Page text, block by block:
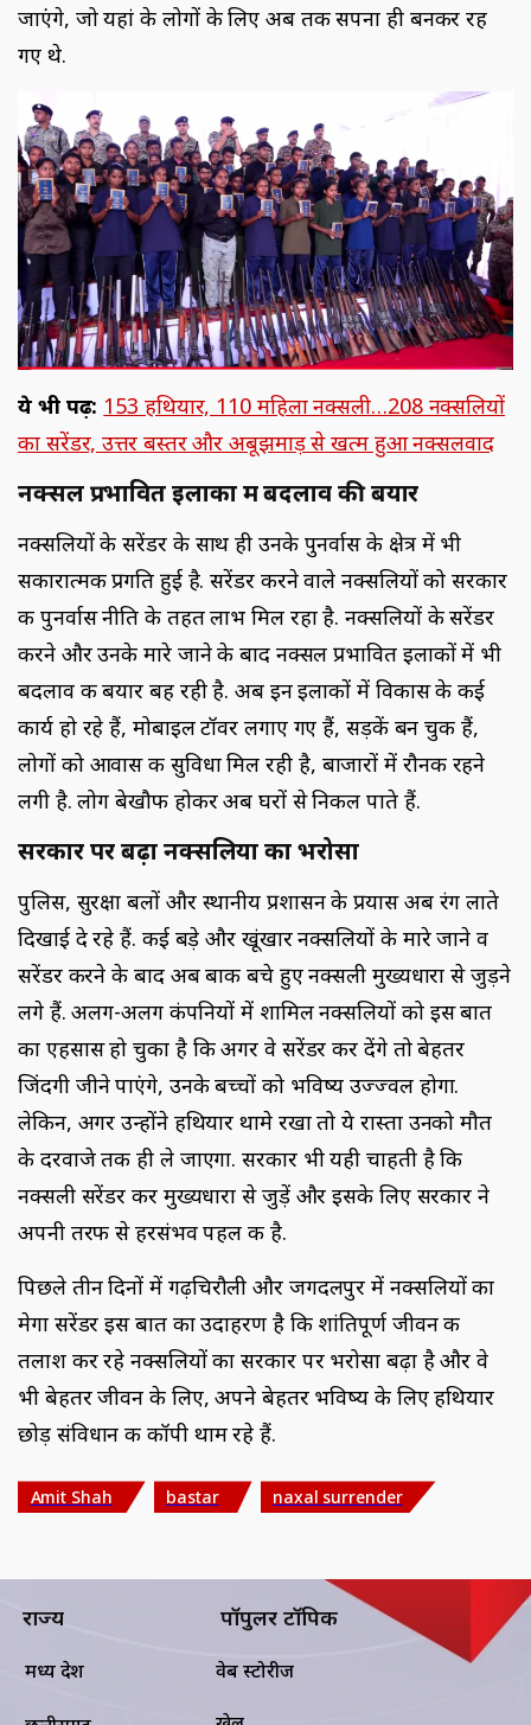
जाएंगे, जो यहां के लोगों के लिए अब तक सपना ही बनकर रह
गए थे.
ये भी पढ़ें: 153 हथियार, 110 महिला नक्सली…208 नक्सलियों
का सरेंडर, उत्तर बस्तर और अबूझमाड़ से खत्म हुआ नक्सलवाद
नक्सल प्रभावित इलाकों में बदलाव की बयार
नक्सलियों के सरेंडर के साथ ही उनके पुनर्वास के क्षेत्र में भी
सकारात्मक प्रगति हुई है. सरेंडर करने वाले नक्सलियों को सरकार
की पुनर्वास नीति के तहत लाभ मिल रहा है. नक्सलियों के सरेंडर
करने और उनके मारे जाने के बाद नक्सल प्रभावित इलाकों में भी
बदलाव की बयार बह रही है. अब इन इलाकों में विकास के कई
कार्य हो रहे हैं, मोबाइल टॉवर लगाए गए हैं, सड़कें बन चुकी हैं,
लोगों को आवास की सुविधा मिल रही है, बाजारों में रौनक रहने
लगी है. लोग बेखौफ होकर अब घरों से निकल पाते हैं.
सरकार पर बढ़ा नक्सलियों का भरोसा
पुलिस, सुरक्षा बलों और स्थानीय प्रशासन के प्रयास अब रंग लाते
दिखाई दे रहे हैं. कई बड़े और खूंखार नक्सलियों के मारे जाने व
सरेंडर करने के बाद अब बाकी बचे हुए नक्सली मुख्यधारा से जुड़ने
लगे हैं. अलग-अलग कंपनियों में शामिल नक्सलियों को इस बात
का एहसास हो चुका है कि अगर वे सरेंडर कर देंगे तो बेहतर
जिंदगी जीने पाएंगे, उनके बच्चों को भविष्य उज्ज्वल होगा.
लेकिन, अगर उन्होंने हथियार थामे रखा तो ये रास्ता उनको मौत
के दरवाजे तक ही ले जाएगा. सरकार भी यही चाहती है कि
नक्सली सरेंडर कर मुख्यधारा से जुड़ें और इसके लिए सरकार ने
अपनी तरफ से हरसंभव पहल की है.
पिछले तीन दिनों में गढ़चिरौली और जगदलपुर में नक्सलियों का
मेगा सरेंडर इस बात का उदाहरण है कि शांतिपूर्ण जीवन की
तलाश कर रहे नक्सलियों का सरकार पर भरोसा बढ़ा है और वे
भी बेहतर जीवन के लिए, अपने बेहतर भविष्य के लिए हथियार
छोड़ संविधान की कॉपी थाम रहे हैं.
Amit Shah bastar naxal surrender
राज्य
मध्य प्रदेश
पॉपुलर टॉपिक
वेब स्टोरीज